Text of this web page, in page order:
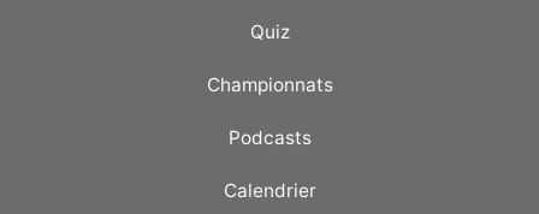
Quiz
Championnats
Podcasts
Calendrier